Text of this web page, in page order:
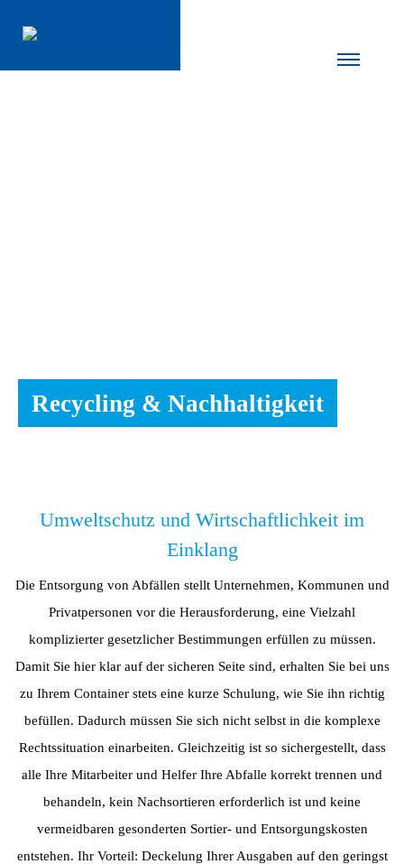
Recycling & Nachhaltigkeit
Umweltschutz und Wirtschaftlichkeit im
Einklang
Die Entsorgung von Abfällen stellt Unternehmen, Kommunen und
Privatpersonen vor die Herausforderung, eine Vielzahl
komplizierter gesetzlicher Bestimmungen erfüllen zu müssen.
Damit Sie hier klar auf der sicheren Seite sind, erhalten Sie bei uns
zu Ihrem Container stets eine kurze Schulung, wie Sie ihn richtig
befüllen. Dadurch müssen Sie sich nicht selbst in die komplexe
Rechtssituation einarbeiten. Gleichzeitig ist so sichergestellt, dass
alle Ihre Mitarbeiter und Helfer Ihre Abfalle korrekt trennen und
behandeln, kein Nachsortieren erforderlich ist und keine
vermeidbaren gesonderten Sortier- und Entsorgungskosten
entstehen. Ihr Vorteil: Deckelung Ihrer Ausgaben auf den geringst